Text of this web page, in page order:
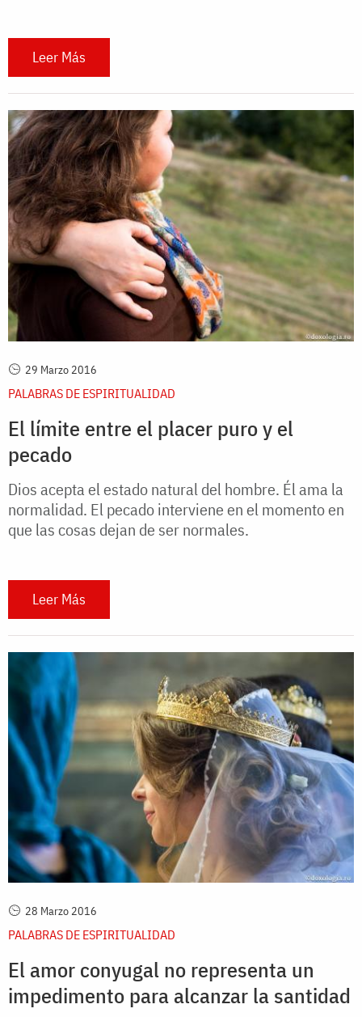
Leer Más
29 Marzo 2016
PALABRAS DE ESPIRITUALIDAD
El límite entre el placer puro y el
pecado
Dios acepta el estado natural del hombre. Él ama la
normalidad. El pecado interviene en el momento en
que las cosas dejan de ser normales.
Leer Más
28 Marzo 2016
PALABRAS DE ESPIRITUALIDAD
El amor conyugal no representa un
impedimento para alcanzar la santidad